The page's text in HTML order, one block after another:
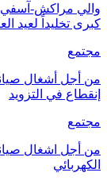
والي مراكش-آسفي
كبرى تخليداً لعيد
مجتمع
من أجل أشغال
إنقطاع في التزويد
مجتمع
من أجل اشغال
الكهربائي